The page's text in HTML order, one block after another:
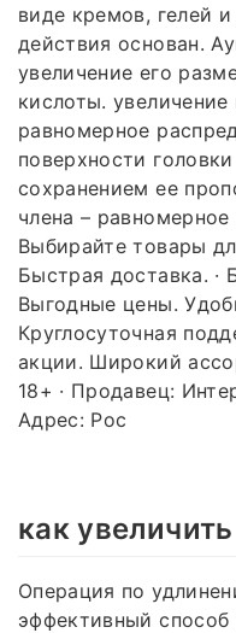
виде кремов, гелей
действия основан.
увеличение его
кислоты.
равномерное
поверхности
сохранением ее
члена – равномерное
Выбирайте товары
Быстрая доставка. ·
Выгодные цены.
Круглосуточная
акции. Широкий
18+ · Продавец:
Адрес: Рос
как
Операция по
эффективный